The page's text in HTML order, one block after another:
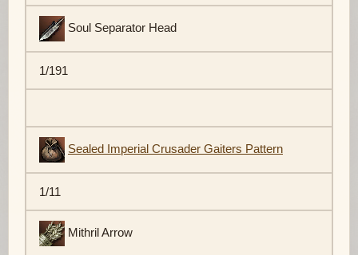
Soul Separator Head
1/191
Sealed Imperial Crusader Gaiters Pattern
1/11
Mithril Arrow